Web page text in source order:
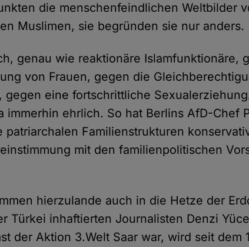
die menschenfeindlichen Weltbilder
Muslimen, sie begründen sie nur anders.
genau wie reaktionäre Islamfunktionäre,
von Frauen, gegen die
gegen eine fortschrittliche
immerhin ehrlich. So hat Berlins AfD-Chef
patriarchalen Familienstrukturen
mit den familienpolitischen
hierzulande auch in die Hetze der
Türkei inhaftierten Journalisten Denzi
der Aktion 3.Welt Saar war, wird seit dem